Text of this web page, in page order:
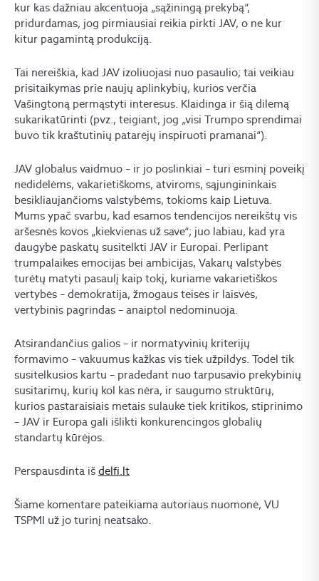
kur kas dažniau akcentuoja „sąžiningą prekybą“,
pridurdamas, jog pirmiausiai reikia pirkti JAV, o ne kur
kitur pagamintą produkciją.
Tai nereiškia, kad JAV izoliuojasi nuo pasaulio; tai veikiau
prisitaikymas prie naujų aplinkybių, kurios verčia
Vašingtoną permąstyti interesus. Klaidinga ir šią dilemą
sukarikatūrinti (pvz., teigiant, jog „visi Trumpo sprendimai
buvo tik kraštutinių patarėjų inspiruoti pramanai“).
JAV globalus vaidmuo – ir jo poslinkiai – turi esminį poveikį
nedidelėms, vakarietiškoms, atviroms, sąjungininkais
besikliaujančioms valstybėms, tokioms kaip Lietuva.
Mums ypač svarbu, kad esamos tendencijos nereikštų vis
aršesnės kovos „kiekvienas už save“; juo labiau, kad yra
daugybė paskatų susitelkti JAV ir Europai. Perlipant
trumpalaikes emocijas bei ambicijas, Vakarų valstybės
turėtų matyti pasaulį kaip tokį, kuriame vakarietiškos
vertybės – demokratija, žmogaus teisės ir laisvės,
vertybinis pagrindas – anaiptol nedominuoja.
Atsirandančius galios – ir normatyvinių kriterijų
formavimo – vakuumus kažkas vis tiek užpildys. Todėl tik
susitelkusios kartu – pradedant nuo tarpusavio prekybinių
susitarimų, kurių kol kas nėra, ir saugumo struktūrų,
kurios pastaraisiais metais sulaukė tiek kritikos, stiprinimo
– JAV ir Europa gali išlikti konkurencingos globalių
standartų kūrėjos.
Perspausdinta iš delfi.lt
Šiame komentare pateikiama autoriaus nuomonė, VU
TSPMI už jo turinį neatsako.